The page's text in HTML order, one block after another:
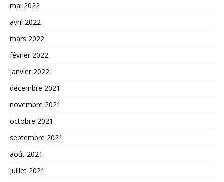
mai 2022
avril 2022
mars 2022
février 2022
janvier 2022
décembre 2021
novembre 2021
octobre 2021
septembre 2021
août 2021
juillet 2021